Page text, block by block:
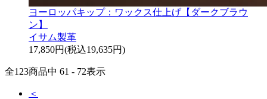
ヨーロッパキップ：ワックス仕上げ【ダークブラウ
ン】
イサム製革
17,850円(税込19,635円)
全123商品中 61 - 72表示
＜